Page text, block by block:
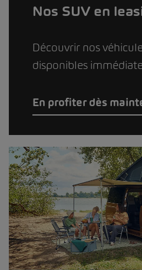
Nos SUV en
Découvrir nos
disponibles
En profiter dès